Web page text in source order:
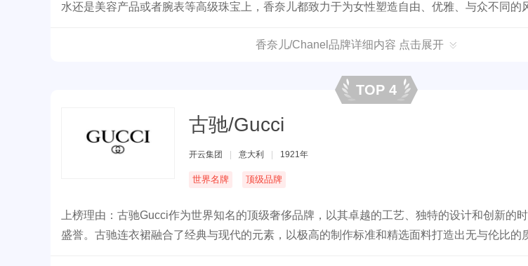
水还是美容产品或者腕表等高级珠宝上，香奈儿都致力于为女性塑造自由、优雅、与众不同的
香奈儿/Chanel品牌详细内容 点击展开
TOP 4
古驰/Gucci
开云集团 意大利 1921年
世界名牌 顶级品牌
上榜理由：古驰Gucci作为世界知名的顶级奢侈品牌，以其卓越的工艺、独特的设计和创新的
盛誉。古驰连衣裙融合了经典与现代的元素，以极高的制作标准和精选面料打造出无与伦比的